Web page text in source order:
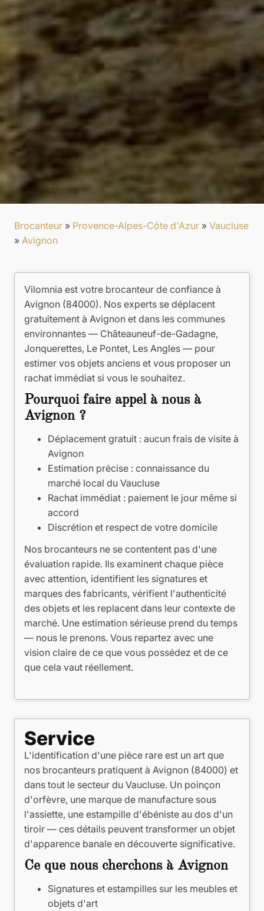
Brocanteur » Provence-Alpes-Côte d'Azur » Vaucluse
» Avignon
Vilomnia est votre brocanteur de confiance à
Avignon (84000). Nos experts se déplacent
gratuitement à Avignon et dans les communes
environnantes — Châteauneuf-de-Gadagne,
Jonquerettes, Le Pontet, Les Angles — pour
estimer vos objets anciens et vous proposer un
rachat immédiat si vous le souhaitez.
Pourquoi faire appel à nous à
Avignon ?
Déplacement gratuit : aucun frais de visite à
Avignon
Estimation précise : connaissance du
marché local du Vaucluse
Rachat immédiat : paiement le jour même si
accord
Discrétion et respect de votre domicile
Nos brocanteurs ne se contentent pas d'une
évaluation rapide. Ils examinent chaque pièce
avec attention, identifient les signatures et
marques des fabricants, vérifient l'authenticité
des objets et les replacent dans leur contexte de
marché. Une estimation sérieuse prend du temps
— nous le prenons. Vous repartez avec une
vision claire de ce que vous possédez et de ce
que cela vaut réellement.
Service
L'identification d'une pièce rare est un art que
nos brocanteurs pratiquent à Avignon (84000) et
dans tout le secteur du Vaucluse. Un poinçon
d'orfèvre, une marque de manufacture sous
l'assiette, une estampille d'ébéniste au dos d'un
tiroir — ces détails peuvent transformer un objet
d'apparence banale en découverte significative.
Ce que nous cherchons à Avignon
Signatures et estampilles sur les meubles et
objets d'art